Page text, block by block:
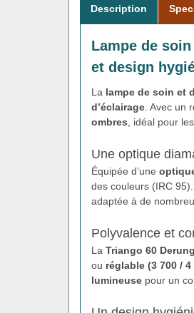
Description
Lampe de
et design
La lampe de soin et
d’éclairage . Avec un
ombres , idéal pour
Une optique
Équipée d’une
des couleurs (IRC
adaptée à de
Polyvalence et
La Triango 60
ou réglable (3 700 / 4
lumineuse pour un